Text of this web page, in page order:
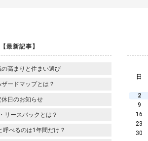
【最新記事】
の高まりと住まい選び
ザードマップとは？
休日のお知らせ
リースバックとは？
呼べるのは1年間だけ？
日
2
9
16
23
30